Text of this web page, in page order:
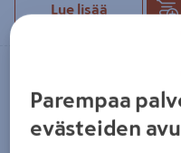
Lue lisää
Tilaustuote
Parempaa
evästeiden